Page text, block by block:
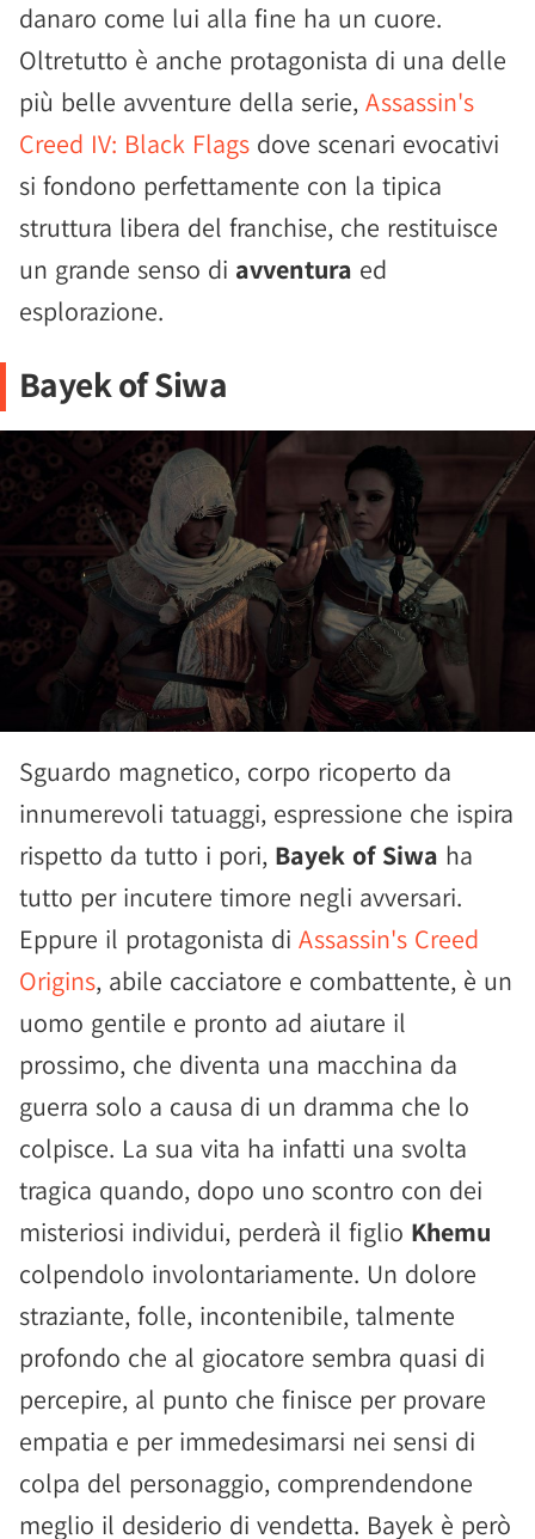
danaro come lui alla fine ha un cuore.
Oltretutto è anche protagonista di una delle
più belle avventure della serie, Assassin's
Creed IV: Black Flags dove scenari evocativi
si fondono perfettamente con la tipica
struttura libera del franchise, che restituisce
un grande senso di avventura ed
esplorazione.
Bayek of Siwa
Sguardo magnetico, corpo ricoperto da
innumerevoli tatuaggi, espressione che ispira
rispetto da tutto i pori, Bayek of Siwa ha
tutto per incutere timore negli avversari.
Eppure il protagonista di Assassin's Creed
Origins, abile cacciatore e combattente, è un
uomo gentile e pronto ad aiutare il
prossimo, che diventa una macchina da
guerra solo a causa di un dramma che lo
colpisce. La sua vita ha infatti una svolta
tragica quando, dopo uno scontro con dei
misteriosi individui, perderà il figlio Khemu
colpendolo involontariamente. Un dolore
straziante, folle, incontenibile, talmente
profondo che al giocatore sembra quasi di
percepire, al punto che finisce per provare
empatia e per immedesimarsi nei sensi di
colpa del personaggio, comprendendone
meglio il desiderio di vendetta. Bayek è però